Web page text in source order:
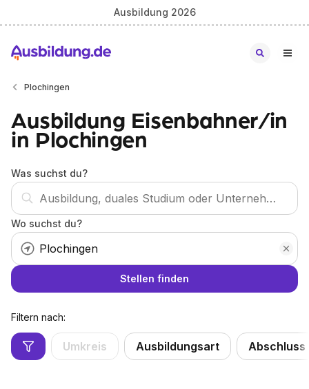
Ausbildung 2026
Plochingen
Ausbildung Eisenbahner/in
in Plochingen
Was suchst du?
Wo suchst du?
Stellen finden
Filtern nach:
Umkreis Ausbildungsart Abschluss